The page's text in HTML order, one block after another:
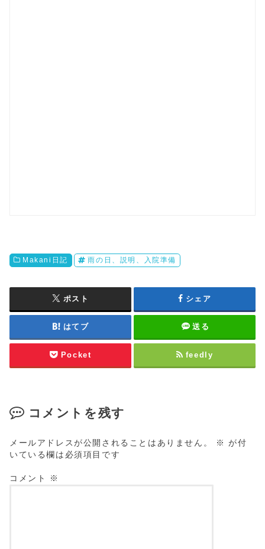
Makani日記 雨の日、説明、入院準備
ポスト シェア
はてブ 送る
Pocket feedly
コメントを残す
メールアドレスが公開されることはありません。 ※ が付
いている欄は必須項目です
コメント ※